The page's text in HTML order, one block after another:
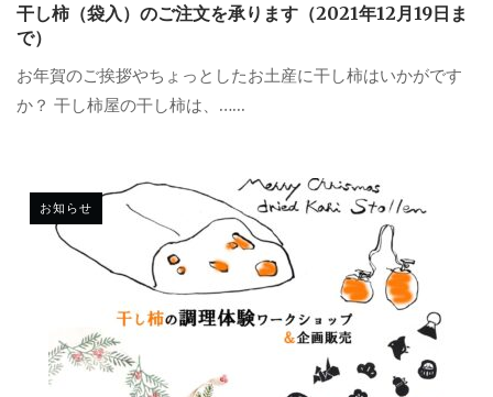
干し柿（袋入）のご注文を承ります（2021年12月19日ま
で）
お年賀のご挨拶やちょっとしたお土産に干し柿はいかがです
か？ 干し柿屋の干し柿は、…...
お知らせ